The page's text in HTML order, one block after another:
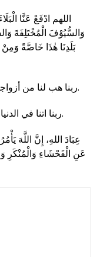
اللهم ادْفَعْ عَنَّا
وَالسُّيُوْفَ الْمُخْتَلِفَةَ
بَلَدِنَا هٰذَا خَاصَّةً
ربنا هب لنا من أزواجنا وذرياتنا قرة أعين واجعلنا للمتقين إماما.
ربنا اتنا في الدنيا حسنة وفي الآخرة حسنة وقنا عذاب النار.
عِبَادَ اللهِ، إِنَّ اللَّهَ
عَنِ الْفَحْشَاءِ وَالْمُنْكَرِ